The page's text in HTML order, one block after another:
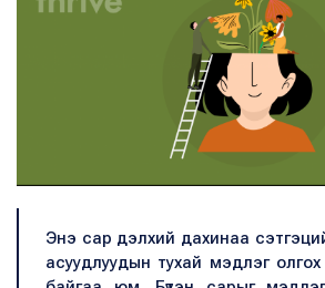
Энэ сар дэлхий дахинаа
асуудлуудын тухай мэдлэг